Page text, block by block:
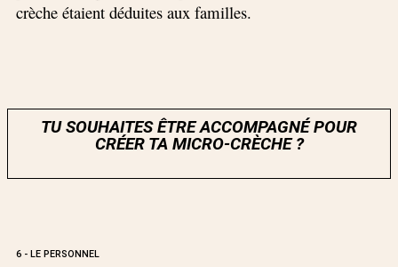
crèche étaient déduites aux familles.
TU SOUHAITES ÊTRE ACCOMPAGNÉ POUR
CRÉER TA MICRO-CRÈCHE ?
6 - LE PERSONNEL